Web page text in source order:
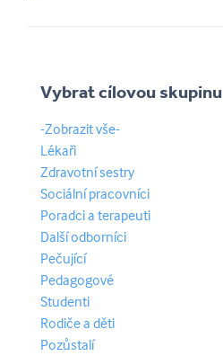
Vybrat cílovou skupinu
-Zobrazit vše-
Lékaři
Zdravotní sestry
Sociální pracovníci
Poradci a terapeuti
Další odborníci
Pečující
Pedagogové
Studenti
Rodiče a děti
Pozůstalí